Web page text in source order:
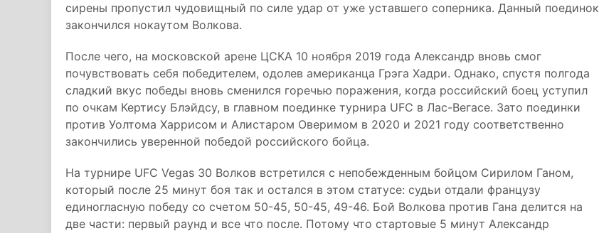
сирены пропустил чудовищный по силе удар от уже уставшего соперника. Данный поединок
закончился нокаутом Волкова.
После чего, на московской арене ЦСКА 10 ноября 2019 года Александр вновь смог
почувствовать себя победителем, одолев американца Грэга Хадри. Однако, спустя полгода
сладкий вкус победы вновь сменился горечью поражения, когда российский боец уступил
по очкам Кертису Блэйдсу, в главном поединке турнира UFC в Лас-Вегасе. Зато поединки
против Уолтома Харрисом и Алистаром Оверимом в 2020 и 2021 году соответственно
закончились уверенной победой российского бойца.
На турнире UFC Vegas 30 Волков встретился с непобежденным бойцом Сирилом Ганом,
который после 25 минут боя так и остался в этом статусе: судьи отдали французу
единогласную победу со счетом 50-45, 50-45, 49-46. Бой Волкова против Гана делится на
две части: первый раунд и все что после. Потому что стартовые 5 минут Александр